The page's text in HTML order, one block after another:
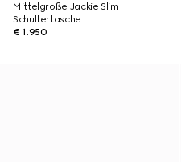
Mittelgroße Jackie Slim
Schultertasche
€ 1.950